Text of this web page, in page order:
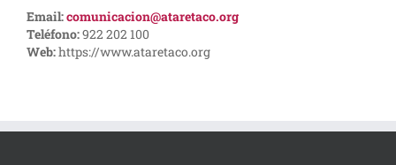
Email:comunicacion@ataretaco.org
Teléfono:922 202 100
Web:https://www.ataretaco.org